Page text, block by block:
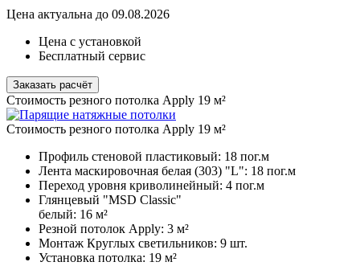
Цена актуальна до 09.08.2026
Цена с установкой
Бесплатный сервис
Заказать расчёт
Стоимость резного потолка Apply 19 м²
Стоимость резного потолка Apply 19 м²
Профиль стеновой пластиковый: 18 пог.м
Лента маскировочная белая (303) "L": 18 пог.м
Переход уровня криволинейный: 4 пог.м
Глянцевый "MSD Classic"
белый: 16 м²
Резной потолок Apply: 3 м²
Монтаж Круглых светильников: 9 шт.
Установка потолка: 19 м²